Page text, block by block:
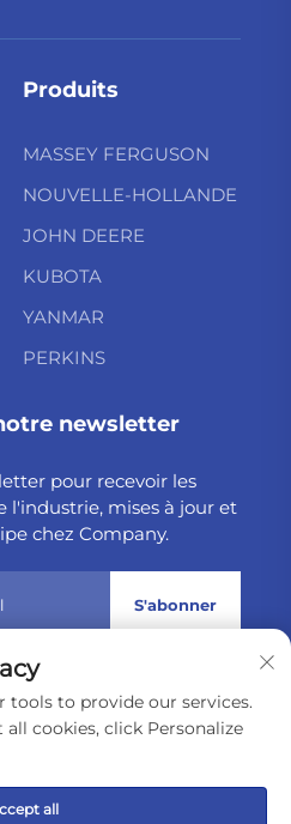
Produits
MASSEY FERGUSON
NOUVELLE-HOLLANDE
JOHN DEERE
KUBOTA
YANMAR
PERKINS
newsletter
pour recevoir les
l'industrie, mises à jour et
chez Company.
S'abonner
Import & Export
de confidentialité
tools to provide our services.
cookies, click Personalize
all